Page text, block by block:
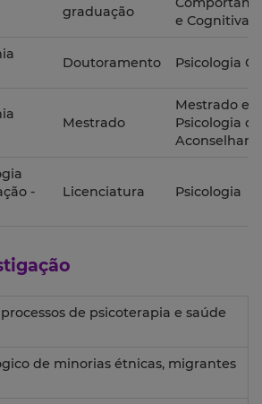
graduação
e Cognitiva
Doutoramento Psicologia
Mestrado
Mestrado em
Psicologia de
-
Licenciatura Psicologia
de psicoterapia e saúde
de minorias étnicas, migrantes